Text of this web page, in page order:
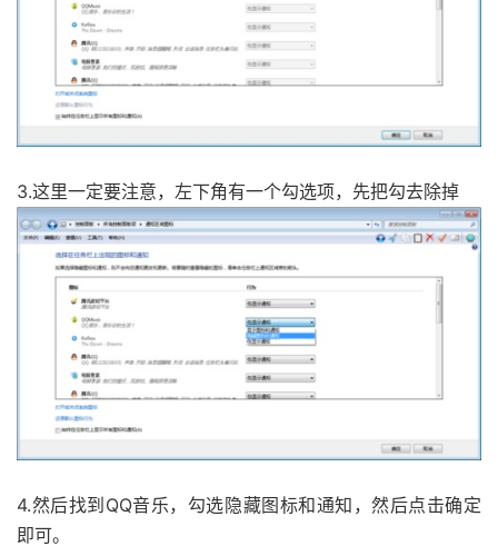
3.这里一定要注意，左下角有一个勾选项，先把勾去除掉
4.然后找到QQ音乐，勾选隐藏图标和通知，然后点击确定
即可。